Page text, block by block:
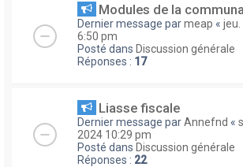
Modules de la
Dernier message parmeap « jeu.
6:50 pm
Posté dans Discussion générale
Réponses : 17
Liasse fiscale
Dernier message parAnnefnd «
2024 10:29 pm
Posté dans Discussion générale
Réponses : 22